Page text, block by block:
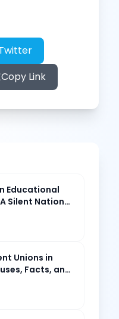
Copy Link
Educational
Silent National
Unions in
Facts, and